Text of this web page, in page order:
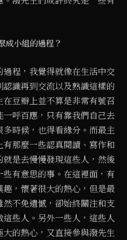
成小組的過程？
程，我覺得就像在生活中交
識再到交流以及熟識這樣的
豆瓣上並不算是非常有號召
呼百應，只有靠我們自己去
時候，也得看緣分。而最主
那麼一些認真閱讀、寫作和
是去慢慢發現這些人，然後
有意思的事。在這裡面，有
，懷著很大的熱心，但是最
不免遺憾，卻始終關注和支
些人。另外一些人，這些人
的熱心，又直接參與潑先生